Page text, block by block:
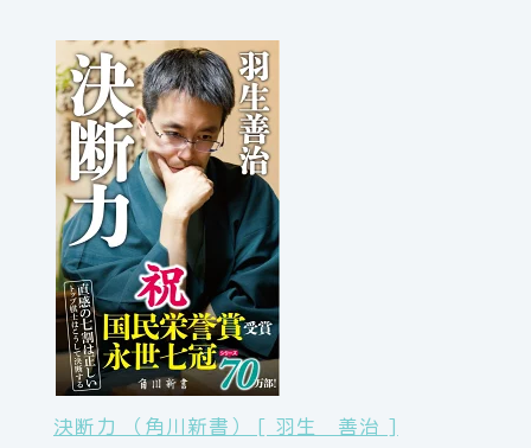
決断力 （角川新書） [ 羽生 善治 ]